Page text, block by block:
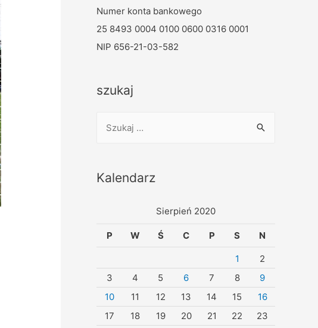
Numer konta bankowego
25 8493 0004 0100 0600 0316 0001
NIP 656-21-03-582
szukaj
Kalendarz
Sierpień 2020
P W Ś C P S N
1
2
3
4 5 6 7 8
9
10
11 12 13 14 15
16
17
18 19 20 21 22
23